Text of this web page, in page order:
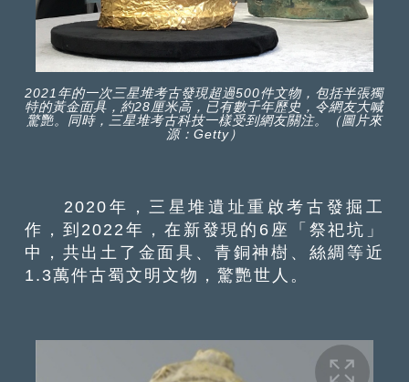
2021年的一次三星堆考古發現超過500件文物，包括半張獨
特的黃金面具，約28厘米高，已有數千年歷史，令網友大喊
驚艷。同時，三星堆考古科技一樣受到網友關注。（圖片來
源：Getty）
2020年，三星堆遺址重啟考古發掘工
作，到2022年，在新發現的6座「祭祀坑」
中，共出土了金面具、青銅神樹、絲綢等近
1.3萬件古蜀文明文物，驚艷世人。